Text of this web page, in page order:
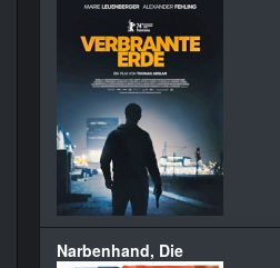
Narbenhand, Die